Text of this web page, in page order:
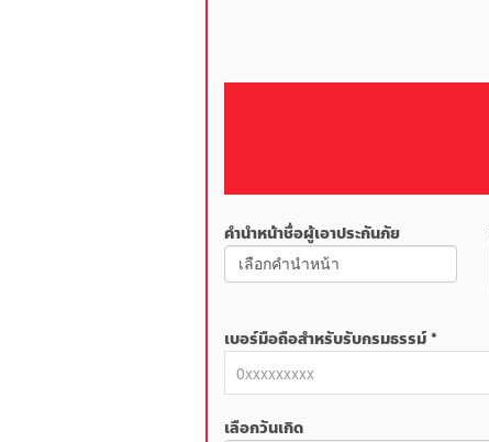
คำนำหน้าชื่อผู้เอาประกันภัย
เบอร์มือถือสำหรับรับกรมธรรม์ *
เลือกวันเกิด